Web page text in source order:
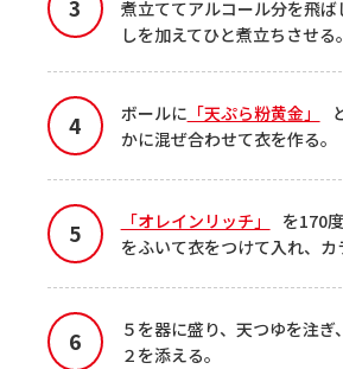
煮立ててアルコール分を飛
しを加えてひと煮立ちさせる。
ボールに 「天ぷら粉黄金」
かに混ぜ合わせて衣を作る。
「オレインリッチ」
を170
をふいて衣をつけて入れ、カ
５を器に盛り、天つゆを注ぎ
２を添える。